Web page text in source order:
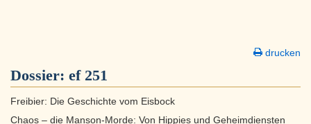
drucken
Dossier: ef 251
Freibier: Die Geschichte vom Eisbock
Chaos – die Manson-Morde: Von Hippies und Geheimdiensten